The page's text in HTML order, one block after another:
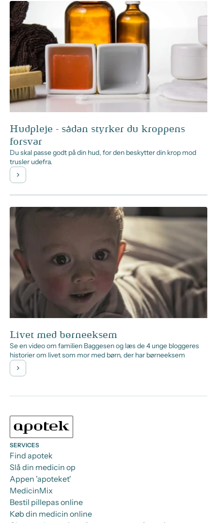
Hudpleje - sådan styrker du kroppens
forsvar
Du skal passe godt på din hud, for den beskytter din krop mod
trusler udefra.
Livet med børneeksem
Se en video om familien Baggesen og læs de 4 unge bloggeres
historier om livet som mor med børn, der har børneeksem
SERVICES
Find apotek
Slå din medicin op
Appen 'apoteket'
MedicinMix
Bestil pillepas online
Køb din medicin online